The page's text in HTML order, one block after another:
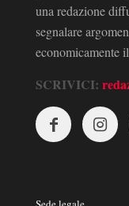
una redazione
segnalare
economicamente
SCRIVICI: